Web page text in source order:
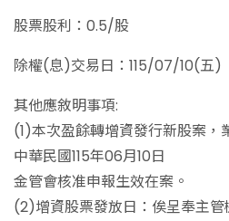
股票股利：0.5/股
除權(息)交易日：115/07/10(五)
其他應敘明事項:
(1)本次盈餘轉增資發行新股案，
中華民國115年06月10日
金管會核准申報生效在案。
(2)增資股票發放日：俟呈奉主